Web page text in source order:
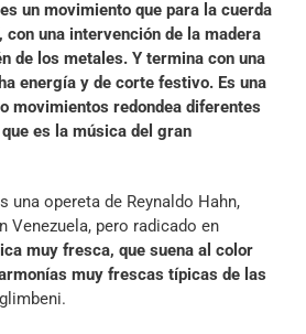
un movimiento que para la cuerda
con una intervención de la madera
de los metales. Y termina con una
energía y de corte festivo. Es una
movimientos redondea diferentes
es la música del gran
una opereta de Reynaldo Hahn,
Venezuela, pero radicado en
muy fresca, que suena al color
muy frescas típicas de las